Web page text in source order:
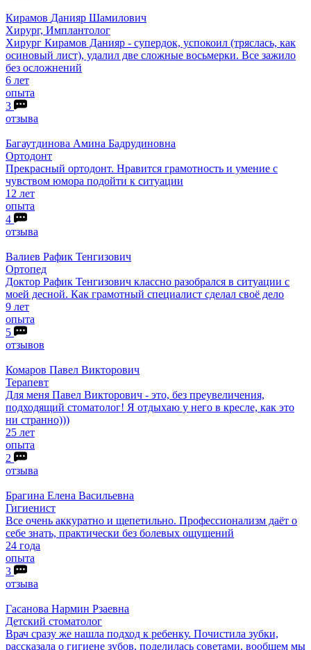
Кирамов Данияр Шамилович
Хирург, Имплантолог
Хирург Кирамов Данияр - супердок, успокоил (тряслась, как
осиновый лист), удалил две сложные восьмерки. Все зажило
без осложнений
6 лет
опыта
3
отзыва
Багаутдинова Амина Бадрудиновна
Ортодонт
Прекрасный ортодонт. Нравится грамотность и умение с
чувством юмора подойти к ситуации
12 лет
опыта
4
отзыва
Валиев Рафик Тенгизович
Ортопед
Доктор Рафик Тенгизович классно разобрался в ситуации с
моей десной. Как грамотный специалист сделал своё дело
9 лет
опыта
5
отзывов
Комаров Павел Викторович
Терапевт
Для меня Павел Викторович - это, без преувеличения,
подходящий стоматолог! Я отдыхаю у него в кресле, как это
ни странно)))
25 лет
опыта
2
отзыва
Брагина Елена Васильевна
Гигиенист
Все очень аккуратно и щепетильно. Профессионализм даёт о
себе знать, практически без болевых ощущений
24 года
опыта
3
отзыва
Гасанова Нармин Рзаевна
Детский стоматолог
Врач сразу же нашла подход к ребенку. Почистила зубки,
рассказала о гигиене зубов, поделилась советами, вообщем мы